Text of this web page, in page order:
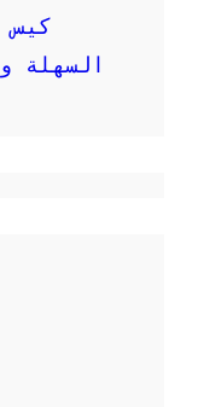
كيس
السهلة